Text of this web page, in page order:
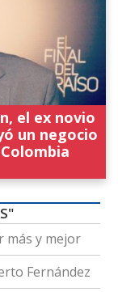
el ex novio
un negocio
más y mejor
Fernández